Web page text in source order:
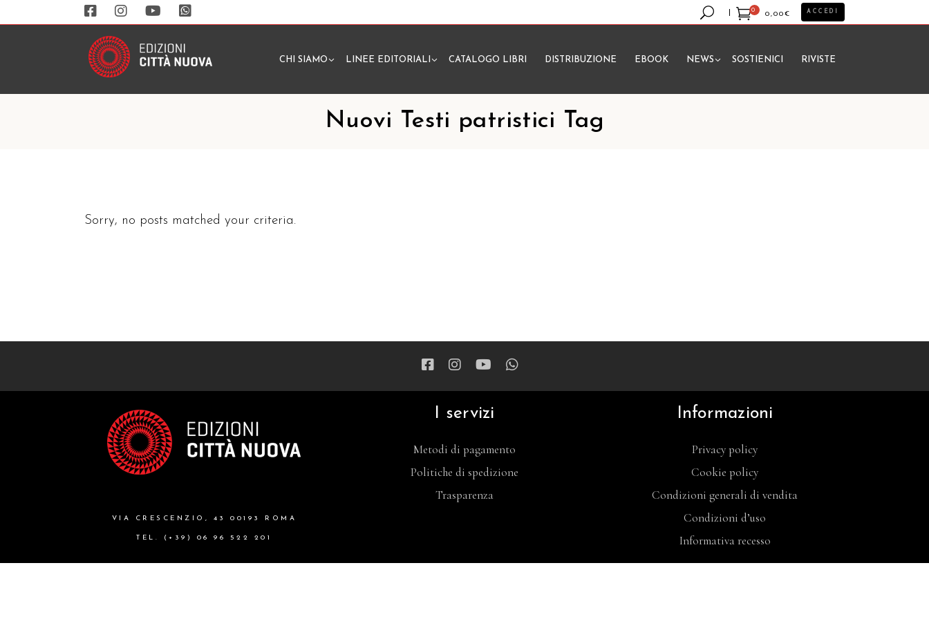
0
0,00€
Nessun prodotto nel carrello.
ACCEDI
CHI SIAMO LINEE EDITORIALI CATALOGO LIBRI DISTRIBUZIONE EBOOK NEWS SOSTIENICI RIVISTE
Nuovi Testi patristici Tag
Sorry, no posts matched your criteria.
VIA CRESCENZIO, 43 00193 ROMA
TEL. (+39) 06 96 522 201
I servizi
Metodi di pagamento
Politiche di spedizione
Trasparenza
Informazioni
Privacy policy
Cookie policy
Condizioni generali di vendita
Condizioni d’uso
Informativa recesso